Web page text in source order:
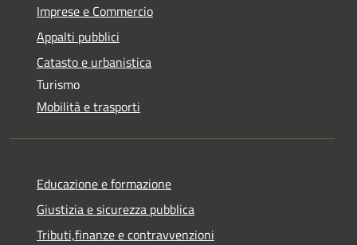
Imprese e Commercio
Appalti pubblici
Catasto e urbanistica
Turismo
Mobilità e trasporti
Educazione e formazione
Giustizia e sicurezza pubblica
Tributi,finanze e contravvenzioni